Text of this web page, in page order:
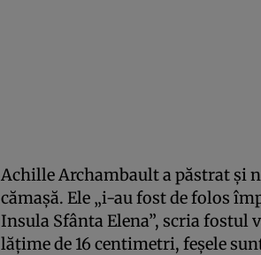
Achille Archambault a păstrat şi
cămaşă. Ele „i-au fost de folos
Insula Sfânta Elena”, scria fostul
lăţime de 16 centimetri, feşele